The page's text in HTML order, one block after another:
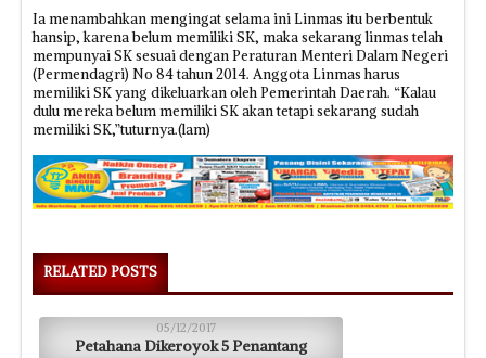
Ia menambahkan mengingat selama ini Linmas itu berbentuk
hansip, karena belum memiliki SK, maka sekarang linmas telah
mempunyai SK sesuai dengan Peraturan Menteri Dalam Negeri
(Permendagri)‎ No 84 tahun 2014. Anggota Linmas harus
memiliki SK yang dikeluarkan oleh Pemerintah Daerah. “Kalau
dulu mereka belum memiliki SK akan tetapi sekarang sudah
memiliki SK,”tuturnya.‎(lam)
RELATED POSTS
05/12/2017
Petahana Dikeroyok 5 Penantang